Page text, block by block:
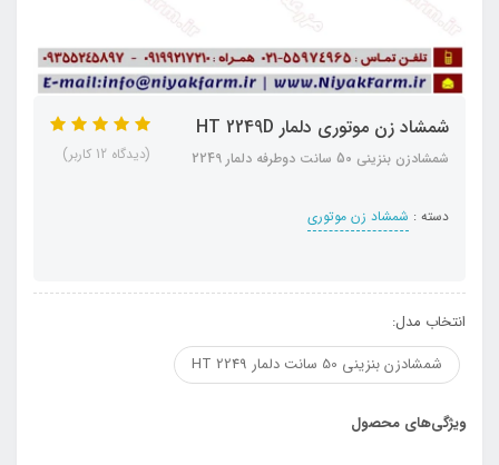
شمشاد زن موتوری دلمار HT 2249D
شمشادزن بنزینی 50 سانت دوطرفه دلمار 2249
دسته : شمشاد زن موتوری
(دیدگاه 12 کاربر)
انتخاب مدل:
شمشادزن بنزینی 50 سانت دلمار HT 2249
ویژگی‌های محصول